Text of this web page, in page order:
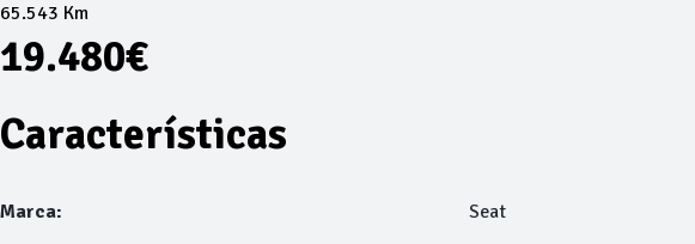
65.543 Km
19.480€
Características
Marca: Seat